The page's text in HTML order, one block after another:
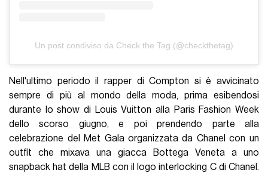
Un post condiviso da Check the Tag (@checkthetag)
Nell'ultimo periodo il rapper di Compton si è avvicinato
sempre di più al mondo della moda, prima esibendosi
durante lo show di Louis Vuitton alla Paris Fashion Week
dello scorso giugno, e poi prendendo parte alla
celebrazione del Met Gala organizzata da Chanel con un
outfit che mixava una giacca Bottega Veneta a uno
snapback hat della MLB con il logo interlocking C di Chanel.